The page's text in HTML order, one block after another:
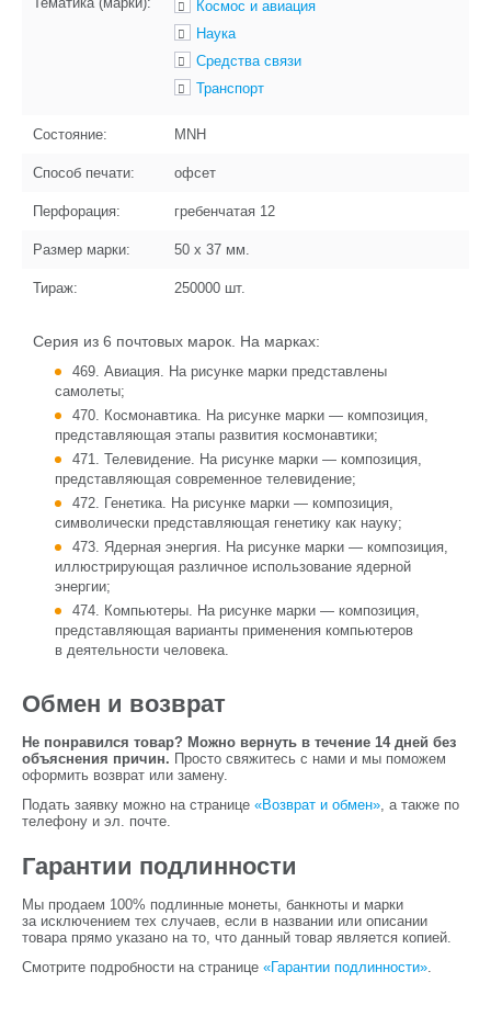
Космос и авиация
Наука
Средства связи
Транспорт
Состояние: MNH
Способ печати: офсет
Перфорация: гребенчатая 12
Размер марки: 50 x 37 мм.
Тираж: 250000 шт.
Серия из 6 почтовых марок. На марках:
469. Авиация. На рисунке марки представлены
самолеты;
470. Космонавтика. На рисунке марки — композиция,
представляющая этапы развития космонавтики;
471. Телевидение. На рисунке марки — композиция,
представляющая современное телевидение;
472. Генетика. На рисунке марки — композиция,
символически представляющая генетику как науку;
473. Ядерная энергия. На рисунке марки — композиция,
иллюстрирующая различное использование ядерной
энергии;
474. Компьютеры. На рисунке марки — композиция,
представляющая варианты применения компьютеров
в деятельности человека.
Обмен и возврат
Не понравился товар? Можно вернуть в течение 14 дней без
объяснения причин. Просто свяжитесь с нами и мы поможем
оформить возврат или замену.
Подать заявку можно на странице «Возврат и обмен», а также по
телефону и эл. почте.
Гарантии подлинности
Мы продаем 100% подлинные монеты, банкноты и марки
за исключением тех случаев, если в названии или описании
товара прямо указано на то, что данный товар является копией.
Смотрите подробности на странице «Гарантии подлинности».